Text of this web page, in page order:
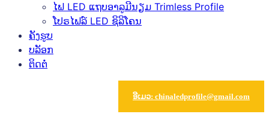
ໄຟ LED ແຖບອາລູມີນຽມ Trimless Profile
ໂປຣໄຟລ໌ LED ຊິລິໂຄນ
ຄັງຮູບ
ບລັອກ
ຕິດຕໍ່
ອີເມວ: chinaledprofile@gmail.com